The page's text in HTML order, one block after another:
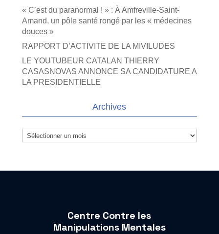
« C’est du paranormal ! » : À Amfreville-Saint-
Amand, un pôle santé rongé par les « médecines
douces »
RAPPORT D’ACTIVITE DE LA MIVILUDES
LE YOUTUBEUR CATALAN THIERRY
CASASNOVAS ANNONCE SA CANDIDATURE A
LA PRESIDENTIELLE
Archives
Archives
Centre Contre les
Manipulations Mentales